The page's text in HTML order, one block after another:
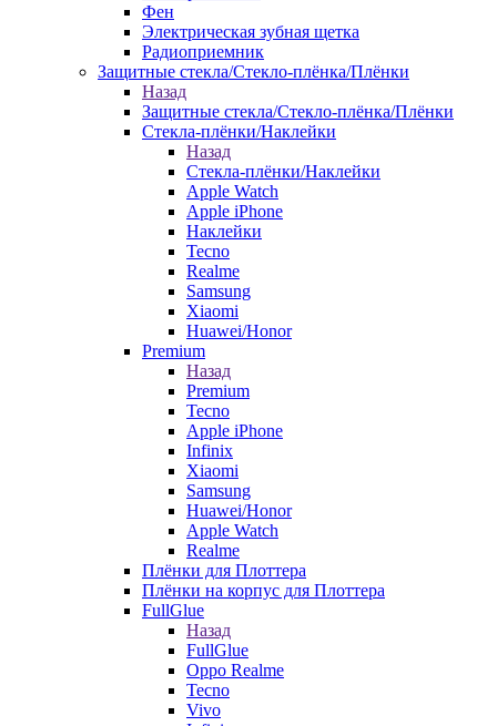
Фен
Электрическая зубная щетка
Радиоприемник
Защитные стекла/Стекло-плёнка/Плёнки
Назад
Защитные стекла/Стекло-плёнка/Плёнки
Стекла-плёнки/Наклейки
Назад
Стекла-плёнки/Наклейки
Apple Watch
Apple iPhone
Наклейки
Tecno
Realme
Samsung
Xiaomi
Huawei/Honor
Premium
Назад
Premium
Tecno
Apple iPhone
Infinix
Xiaomi
Samsung
Huawei/Honor
Apple Watch
Realme
Плёнки для Плоттера
Плёнки на корпус для Плоттера
FullGlue
Назад
FullGlue
Oppo Realme
Tecno
Vivo